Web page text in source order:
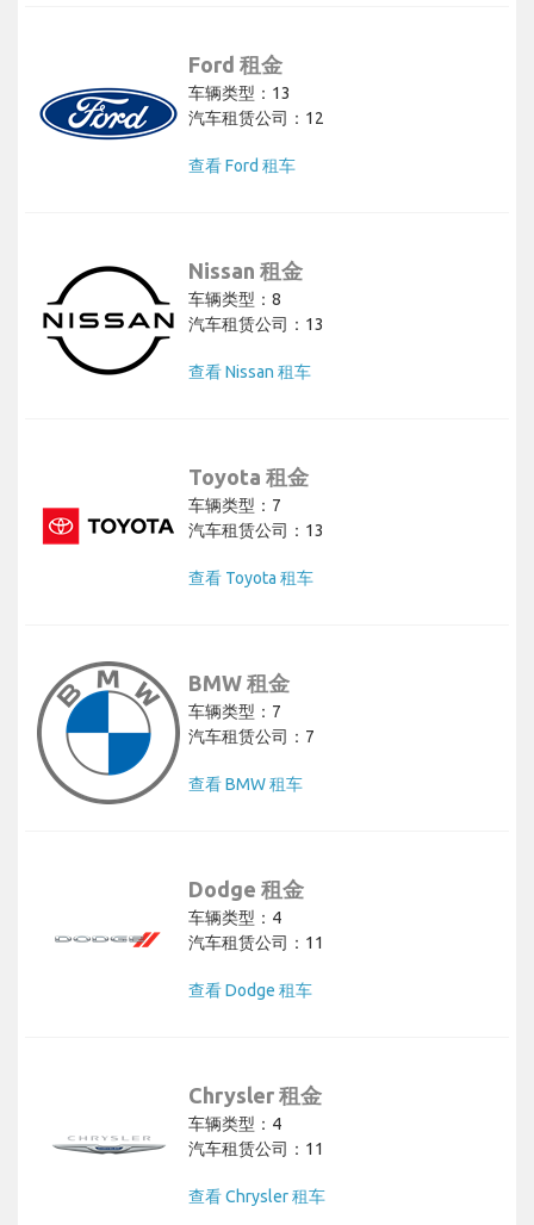
Ford 租金
车辆类型：13
汽车租赁公司：12
查看 Ford 租车
Nissan 租金
车辆类型：8
汽车租赁公司：13
查看 Nissan 租车
Toyota 租金
车辆类型：7
汽车租赁公司：13
查看 Toyota 租车
BMW 租金
车辆类型：7
汽车租赁公司：7
查看 BMW 租车
Dodge 租金
车辆类型：4
汽车租赁公司：11
查看 Dodge 租车
Chrysler 租金
车辆类型：4
汽车租赁公司：11
查看 Chrysler 租车